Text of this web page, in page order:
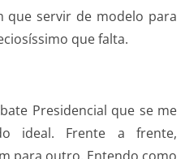
que servir de modelo para
que falta.
Presidencial que se me
ideal. Frente a frente,